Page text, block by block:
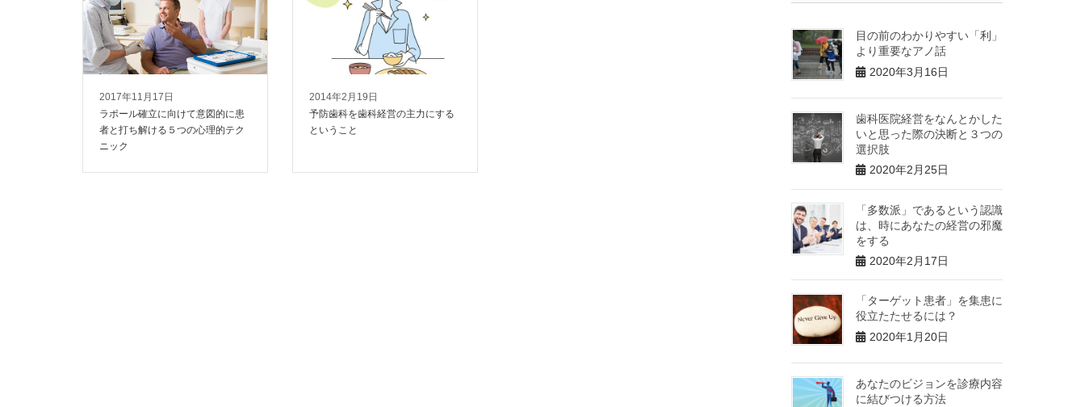
2017年11月17日
ラポール確立に向けて意図的に患
者と打ち解ける５つの心理的テク
ニック
2014年2月19日
予防歯科を歯科経営の主力にする
ということ
目の前のわかりやすい「利」
より重要なアノ話
2020年3月16日
歯科医院経営をなんとかした
いと思った際の決断と３つの
選択肢
2020年2月25日
「多数派」であるという認識
は、時にあなたの経営の邪魔
をする
2020年2月17日
「ターゲット患者」を集患に
役立たたせるには？
2020年1月20日
あなたのビジョンを診療内容
に結びつける方法